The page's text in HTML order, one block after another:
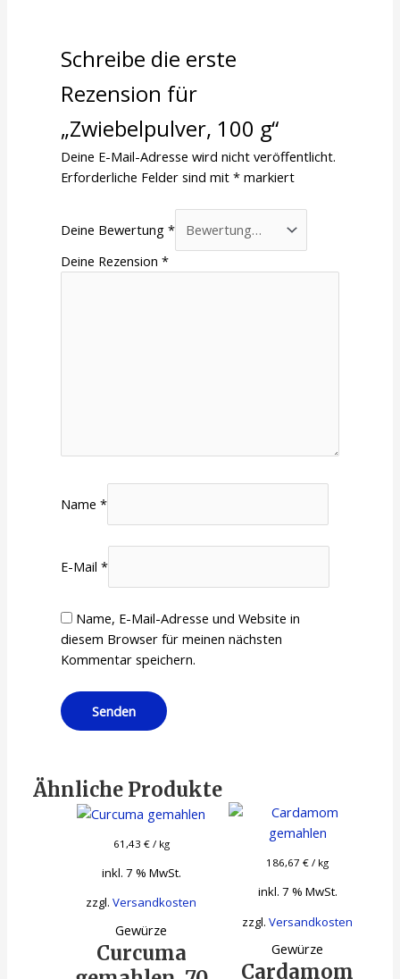
Schreibe die erste
Rezension für
„Zwiebelpulver, 100 g“
Deine E-Mail-Adresse wird nicht veröffentlicht.
Erforderliche Felder sind mit* markiert
Deine Bewertung*
Deine Rezension*
Name*
E-Mail*
Name, E-Mail-Adresse und Website in
diesem Browser für meinen nächsten
Kommentar speichern.
Ähnliche Produkte
61,43 €/ kg
inkl. 7 % MwSt.
zzgl.Versandkosten
Gewürze
Curcuma
186,67€ / kg
inkl. 7 % MwSt.
zzgl.Versandkosten
Gewürze
Cardamom